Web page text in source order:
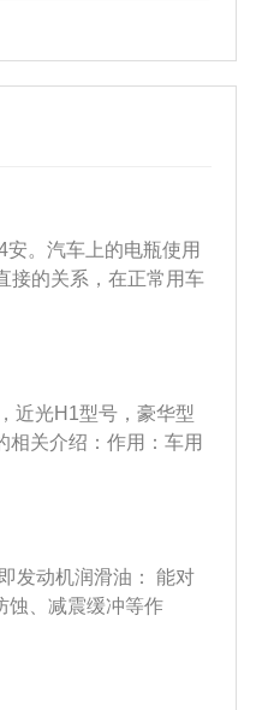
。汽车上的电瓶使用
接的关系，在正常用车
车电池是一种将化学
，可以协助发电机向用
4、蓄电池还是一个大
高于铅蓄电池的电动
充电。
近光H1型号，豪华型
相关介绍：作用：车用
，为使车辆后方其他
生漫反射，所以正确
常一起使用。
发动机润滑油： 能对
蚀、减震缓冲等作
础油是润滑油的主要成
面尽量不要低于中